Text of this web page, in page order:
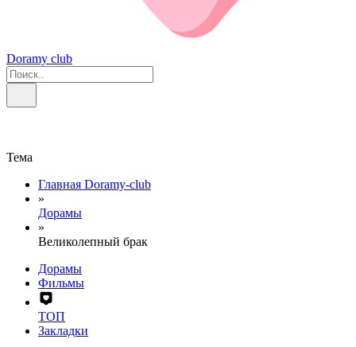
Doramy club
Тема
Главная Doramy-club
»
Дорамы
»
Великолепный брак
Дорамы
Фильмы
ТОП
Закладки